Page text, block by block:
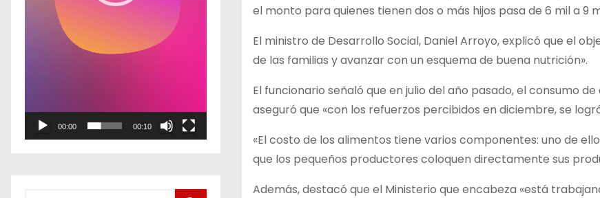
d
00:00 00:10
el monto para quienes tienen dos o más hijos pasa de 6 mil a 9
El ministro de Desarrollo Social, Daniel Arroyo, explicó que el
de las familias y avanzar con un esquema de buena nutrición».
El funcionario señaló que en julio del año pasado, el consumo
aseguró que «con los refuerzos percibidos en diciembre, se
«El costo de los alimentos tiene varios componentes: uno de
que los pequeños productores coloquen directamente sus
Además, destacó que el Ministerio que encabeza «está